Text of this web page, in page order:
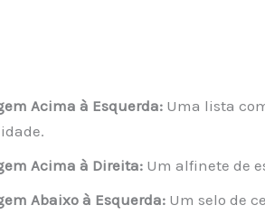
Acima à Esquerda:Uma lista
Acima à Direita:Um alfinete de
Abaixo à Esquerda:Um selo de